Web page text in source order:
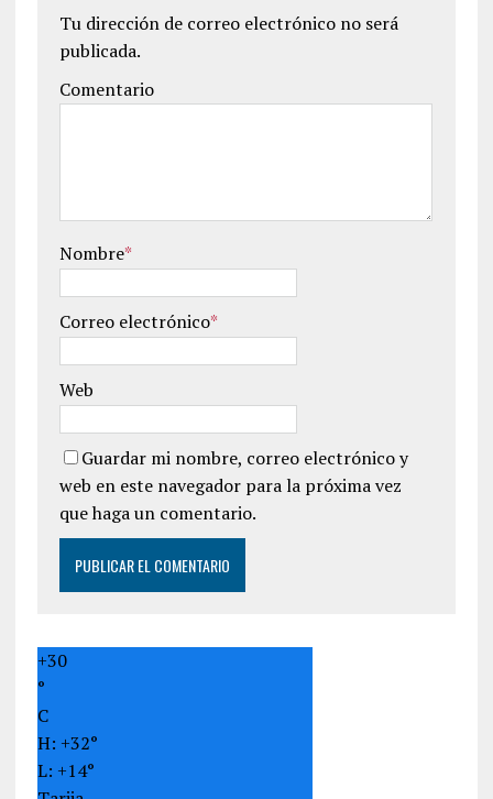
Tu dirección de correo electrónico no será
publicada.
Comentario
Nombre*
Correo electrónico*
Web
Guardar mi nombre, correo electrónico y
web en este navegador para la próxima vez
que haga un comentario.
+30
°
C
H: +32°
L: +14°